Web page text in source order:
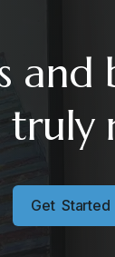
Get Started